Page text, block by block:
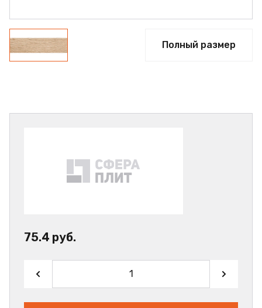
Полный размер
75.4 руб.